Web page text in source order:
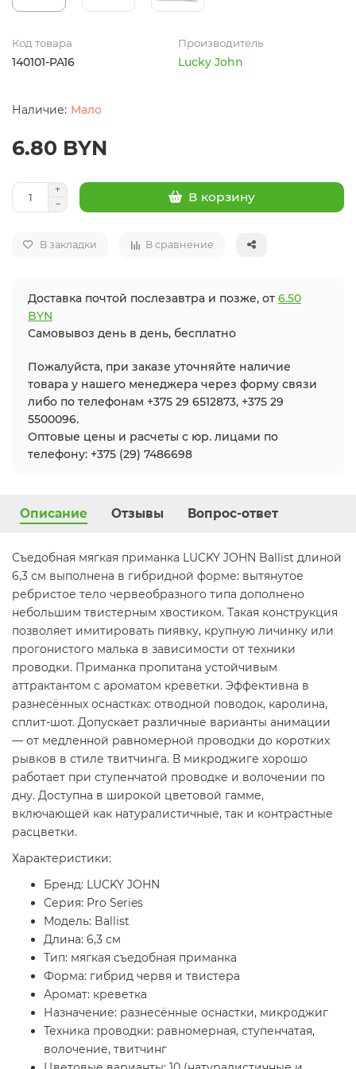
Код товара
140101-PA16
Производитель
Lucky John
Мало
6.80 BYN
В корзину
В закладки В сравнение
Доставка почтой послезавтра и позже, от 6.50
BYN
Самовывоз день в день, бесплатно
Пожалуйста, при заказе уточняйте наличие
товара у нашего менеджера через форму связи
либо по телефонам +375 29 6512873, +375 29
5500096.
Оптовые цены и расчеты с юр. лицами по
телефону: +375 (29) 7486698
Описание Отзывы Вопрос-ответ
Съедобная мягкая приманка LUCKY JOHN Ballist длиной
6,3 см выполнена в гибридной форме: вытянутое
ребристое тело червеобразного типа дополнено
небольшим твистерным хвостиком. Такая конструкция
позволяет имитировать пиявку, крупную личинку или
прогонистого малька в зависимости от техники
проводки. Приманка пропитана устойчивым
аттрактантом с ароматом креветки. Эффективна в
разнесённых оснастках: отводной поводок, каролина,
сплит-шот. Допускает различные варианты анимации
— от медленной равномерной проводки до коротких
рывков в стиле твитчинга. В микроджиге хорошо
работает при ступенчатой проводке и волочении по
дну. Доступна в широкой цветовой гамме,
включающей как натуралистичные, так и контрастные
расцветки.
Характеристики:
Бренд: LUCKY JOHN
Серия: Pro Series
Модель: Ballist
Длина: 6,3 см
Тип: мягкая съедобная приманка
Форма: гибрид червя и твистера
Аромат: креветка
Назначение: разнесённые оснастки, микроджиг
Техника проводки: равномерная, ступенчатая,
волочение, твитчинг